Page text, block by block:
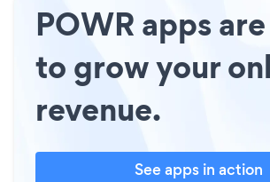
POWR apps
to grow your
revenue.
See apps in action